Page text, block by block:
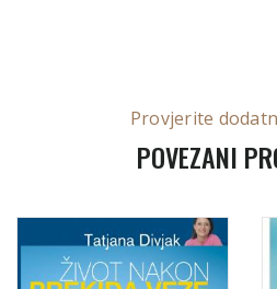
Provjerite
POVEZANI